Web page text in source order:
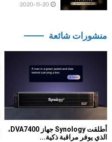
2020-11-20
منشورات شائعة
أطلقت Synology جهاز DVA7400،
الذي يوفر مراقبة ذكية...